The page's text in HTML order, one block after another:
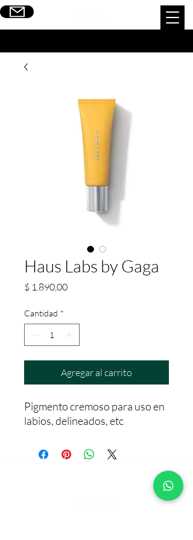
Haus Labs by Gaga
$ 1.890,00Precio
Cantidad *
Agregar al carrito
Pigmento cremoso para uso en
labios, delineados, etc